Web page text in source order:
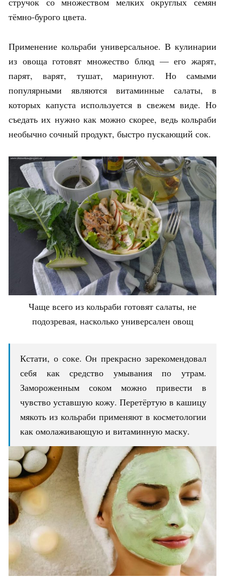
тёмно-бурого цвета.
Применение кольраби универсальное. В кулинарии
из овоща готовят множество блюд — его жарят,
парят, варят, тушат, маринуют. Но самыми
популярными являются витаминные салаты, в
которых капуста используется в свежем виде. Но
съедать их нужно как можно скорее, ведь кольраби
необычно сочный продукт, быстро пускающий сок.
Чаще всего из кольраби готовят салаты, не
подозревая, насколько универсален овощ
Кстати, о соке. Он прекрасно зарекомендовал
себя как средство умывания по утрам.
Замороженным соком можно привести в
чувство уставшую кожу. Перетёртую в кашицу
мякоть из кольраби применяют в косметологии
как омолаживающую и витаминную маску.